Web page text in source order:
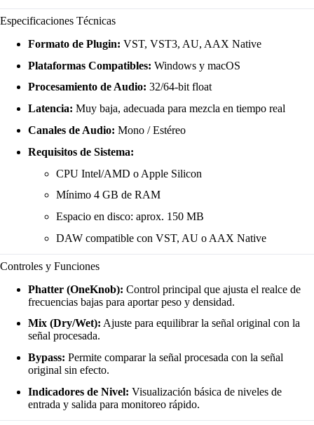
Especificaciones Técnicas
Formato de Plugin: VST, VST3, AU, AAX Native
Plataformas Compatibles: Windows y macOS
Procesamiento de Audio: 32/64-bit float
Latencia: Muy baja, adecuada para mezcla en tiempo real
Canales de Audio: Mono / Estéreo
Requisitos de Sistema:
CPU Intel/AMD o Apple Silicon
Mínimo 4 GB de RAM
Espacio en disco: aprox. 150 MB
DAW compatible con VST, AU o AAX Native
Controles y Funciones
Phatter (OneKnob): Control principal que ajusta el realce de
frecuencias bajas para aportar peso y densidad.
Mix (Dry/Wet): Ajuste para equilibrar la señal original con la
señal procesada.
Bypass: Permite comparar la señal procesada con la señal
original sin efecto.
Indicadores de Nivel: Visualización básica de niveles de
entrada y salida para monitoreo rápido.